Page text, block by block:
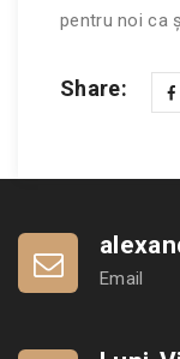
pentru noi ca
Share:
Email